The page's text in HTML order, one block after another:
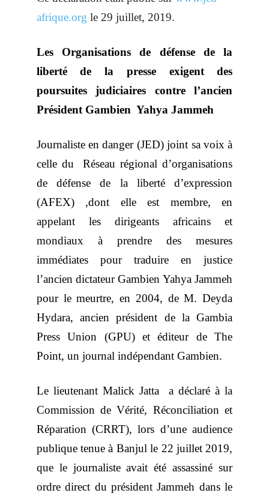
afrique.org le 29 juillet, 2019.
Les Organisations de défense de la
liberté de la presse exigent des
poursuites judiciaires contre l’ancien
Président Gambien Yahya Jammeh
Journaliste en danger (JED) joint sa voix à
celle du Réseau régional d’organisations
de défense de la liberté d’expression
(AFEX) ,dont elle est membre, en
appelant les dirigeants africains et
mondiaux à prendre des mesures
immédiates pour traduire en justice
l’ancien dictateur Gambien Yahya Jammeh
pour le meurtre, en 2004, de M. Deyda
Hydara, ancien président de la Gambia
Press Union (GPU) et éditeur de The
Point, un journal indépendant Gambien.
Le lieutenant Malick Jatta a déclaré à la
Commission de Vérité, Réconciliation et
Réparation (CRRT), lors d’une audience
publique tenue à Banjul le 22 juillet 2019,
que le journaliste avait été assassiné sur
ordre direct du président Jammeh dans le